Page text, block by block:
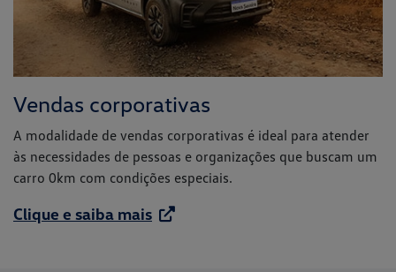
Vendas corporativas
A modalidade de vendas corporativas é ideal para atender
às necessidades de pessoas e organizações que buscam um
carro 0km com condições especiais.
Clique e saiba mais